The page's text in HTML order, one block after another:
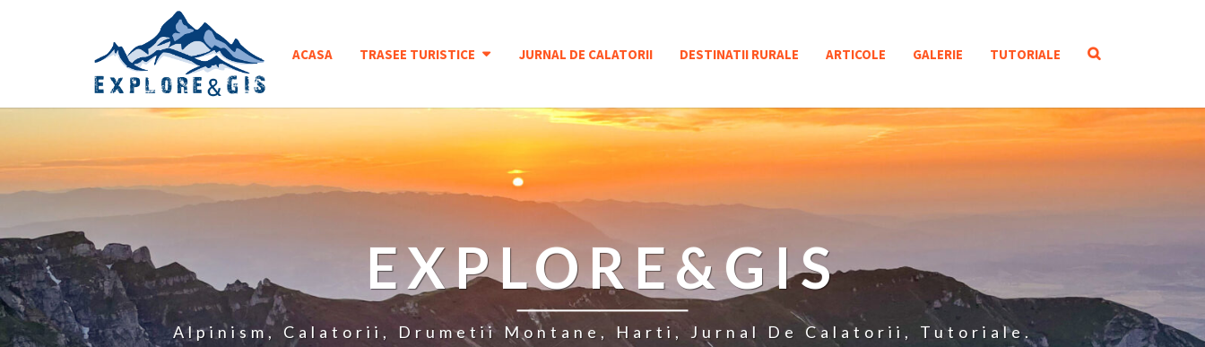
ACASA TRASEE TURISTICE JURNAL DE CALATORII DESTINATII RURALE ARTICOLE GALERIE TUTORIALE
SEARCH
EXPLORE&GIS
Alpinism, Calatorii, Drumetii Montane, Harti, Jurnal De Calatorii, Tutoriale.